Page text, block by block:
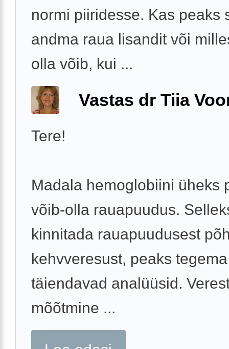
normi piiridesse. Kas peaks
andma raua lisandit või
olla võib, kui ...
Vastas dr Tiia
Tere!
Madala hemoglobiini üheks
võib-olla rauapuudus.
kinnitada rauapuudusest
kehvveresust, peaks
täiendavad analüüsid.
mõõtmine ...